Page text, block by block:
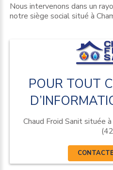
Nous intervenons dans un
notre siège social situé à
POUR TOUT
Chaud Froid Sanit située